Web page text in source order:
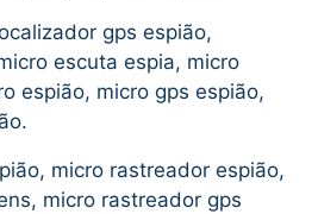
gps espião,
escuta espia, micro
espião, micro gps espião,
micro rastreador espião,
micro rastreador gps